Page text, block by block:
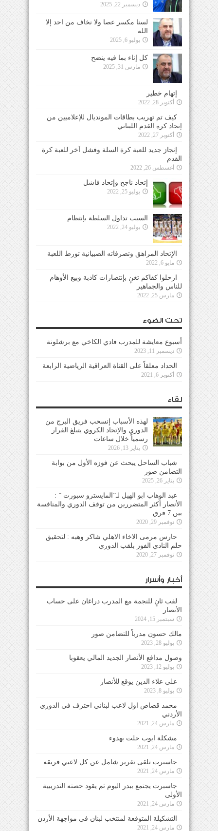
ديسمبر 22, 2025
لسنا مكسر عصا ولا نخاف من احد إلا
الله
يوليو 6, 2025
كل إناء بما فيه ينضح
مارس 31, 2025
إتهام خطير
أكتوبر 28, 2022
كيف تم تهريب بطاقات المونديال للإعلاميين من
إتحاد كرة القدم اللبناني
أكتوبر 27, 2022
إنجاز جديد للعبة كرة السلة وفشل آخر للعبة كرة
القدم
أغسطس 26, 2022
إتحاد ناجح وإتحاد فاشل
يوليو 25, 2022
السبب تداول السلطة بإنتظام
يوليو 24, 2022
الإتحاد المراهق وتصرفاته الصبيانية تورط اللعبة
مايو 6, 2022
ارحلوا كفاكم تغنٍ بإنتصارات كاذبة وبيع الأوهام
للناس والجماهير
مارس 25, 2022
تحت الضوء
أسبوع معايشة للمدرب فادي الكاخي مع برشلونة
ديسمبر 11, 2023
الحداد معلقاً على القناة العراقية الرياضية الرابعة
أكتوبر 6, 2021
لقاء
لهذه الأسباب إنسحب فريق البرج من
الدوري والإتحاد الكروي يتبلغ القرار
رسمياً خلال ساعات
يناير 13, 2026
شباب الساحل يبحث عن فوزه الأول من بوابة
التضامن صور
يناير 26, 2025
عبد الوهاب ابو الهيل لـ”المايسترو سبورت ” :
الأنصار أكثر المتضررين من توقف الدوري والمنافسة
بين 7 فرق
نوفمبر 29, 2020
حارس مرمى الاخاء الاهلي شاكر وهبه : لتحقيق
حلم النادي الفوز بلقب الدوري
نوفمبر 27, 2020
أخبار وأسرار
لقب ثانٍ للنجمة مع المدرب دراغان على حساب
الأنصار
سبتمبر 15, 2024
مالك حسون مدرباً للتضامن صور
يوليو 28, 2023
وصول مدافع الأنصار الجديد المالي يعقوبا
يوليو 12, 2023
علي علاء الدين يوقع للأنصار
يوليو 8, 2023
محمد قصاص اول لاعب لبناني احترف في الدوري
الأردني
مارس 24, 2021
مشكلة ايوب حلت بهدوء
مارس 24, 2021
جاسبرت تلقى تقرير شامل عن كل لاعبي فريقه
مارس 24, 2021
جاسبرت يجتمع ببدر اليوم ثم يقود حصته التدريبية
الأولى
مارس 24, 2021
التشكيلة المتوقعة لمنتخب لبنان في مواجهة الأردن
مارس 24, 2021